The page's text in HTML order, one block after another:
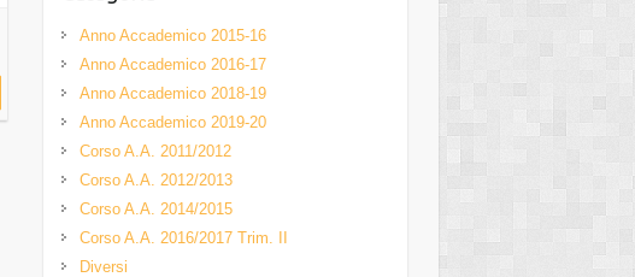
Anno Accademico 2015-16
Anno Accademico 2016-17
Anno Accademico 2018-19
Anno Accademico 2019-20
Corso A.A. 2011/2012
Corso A.A. 2012/2013
Corso A.A. 2014/2015
Corso A.A. 2016/2017 Trim. II
Diversi